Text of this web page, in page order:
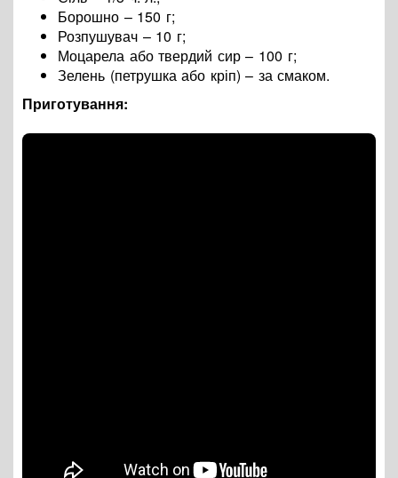
Борошно – 150 г;
Розпушувач – 10 г;
Моцарела або твердий сир – 100 г;
Зелень (петрушка або кріп)– за смаком.
Приготування: